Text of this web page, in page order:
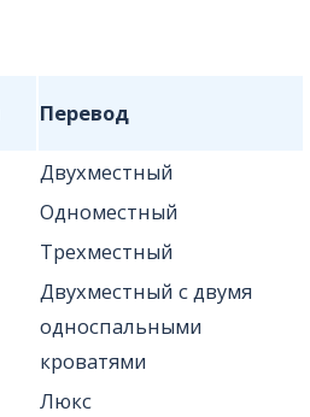
Перевод
Двухместный
Одноместный
Трехместный
Двухместный с двумя
односпальными
кроватями
Люкс